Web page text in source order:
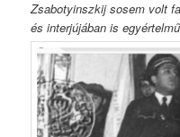
Zsabotyinszkij sosem volt
és interjújában is